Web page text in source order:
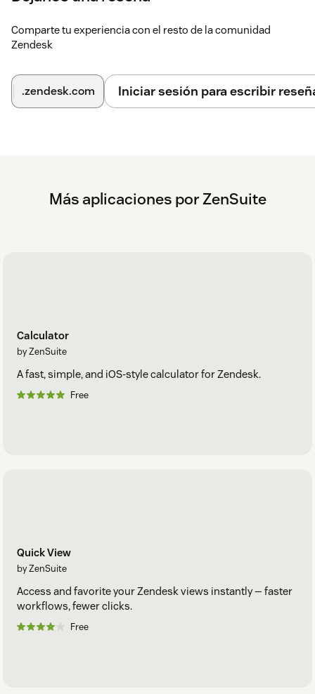
Comparte tu experiencia con el resto de la comunidad
Zendesk
.zendesk.com Iniciar sesión para escribir
Más aplicaciones por ZenSuite
Calculator
by ZenSuite
A fast, simple, and iOS-style calculator for Zendesk.
Free
Quick View
by ZenSuite
Access and favorite your Zendesk views instantly — faster
workflows, fewer clicks.
Free